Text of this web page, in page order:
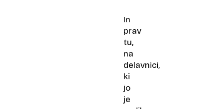
In
prav
tu,
na
delavnici,
ki
jo
je